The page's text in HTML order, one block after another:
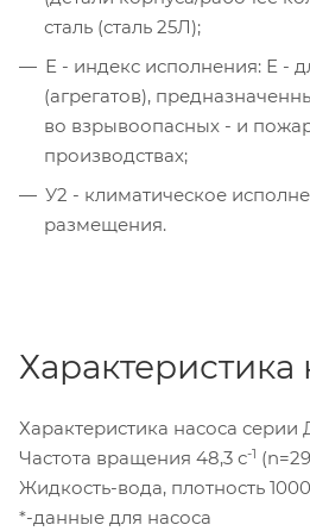
сталь (сталь 25Л);
Е - индекс исполнения: Е -
(агрегатов),
во взрывоопасных - и
производствах;
У2 - климатическое
размещения.
Характеристика
Характеристика насоса серии
Частота вращения 48,3 с-1
Жидкость-вода, плотность
*-данные для насоса